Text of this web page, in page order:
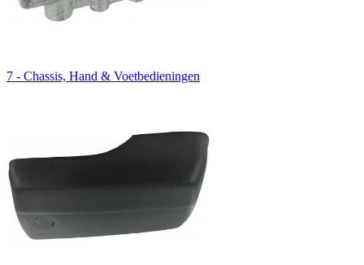
7 - Chassis, Hand & Voetbedieningen